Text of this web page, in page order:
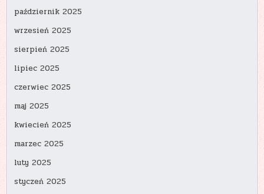
październik 2025
wrzesień 2025
sierpień 2025
lipiec 2025
czerwiec 2025
maj 2025
kwiecień 2025
marzec 2025
luty 2025
styczeń 2025